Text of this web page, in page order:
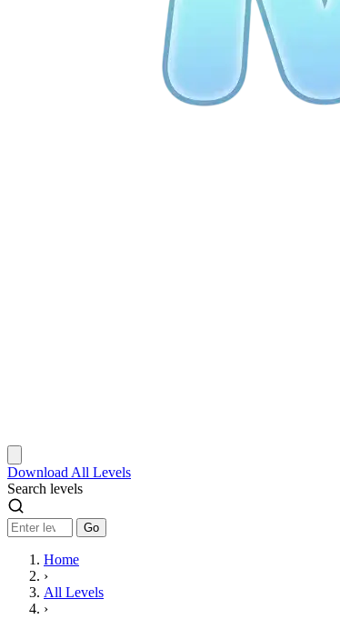
Download All Levels
Search levels
Go
Home
›
All Levels
›